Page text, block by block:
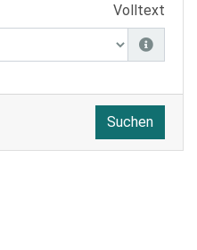
Volltext
Suchen